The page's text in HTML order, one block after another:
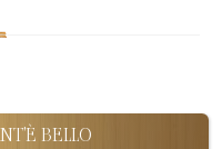
BELLO